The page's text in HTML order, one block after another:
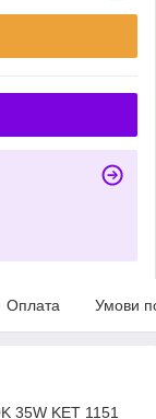
Оплата Умови
35W KET 1151